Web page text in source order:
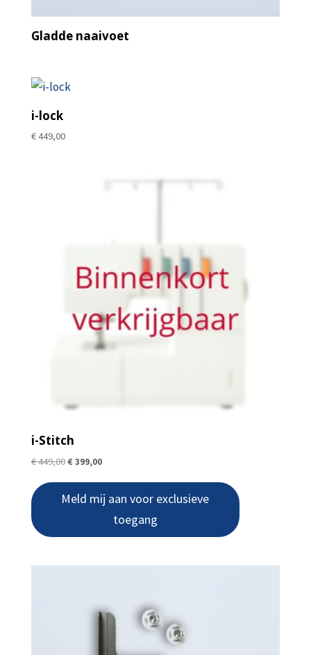
Gladde naaivoet
i-lock
€449,00
i-Stitch
€449,00Original
was:
€ 449,00.
€399,00Current
is:
€ 399,00.
Meld mij aan voor exclusieve
toegang